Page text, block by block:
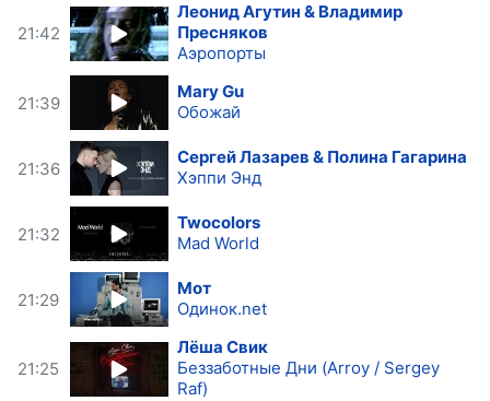
21:42
Леонид Агутин & Владимир
Пресняков
Аэропорты
21:39
Mary Gu
Обожай
21:36
Сергей Лазарев & Полина Гагарина
Хэппи Энд
21:32
Twocolors
Mad World
21:29
Мот
Одинок.net
21:25
Лёша Свик
Беззаботные Дни (Arroy / Sergey
Raf)